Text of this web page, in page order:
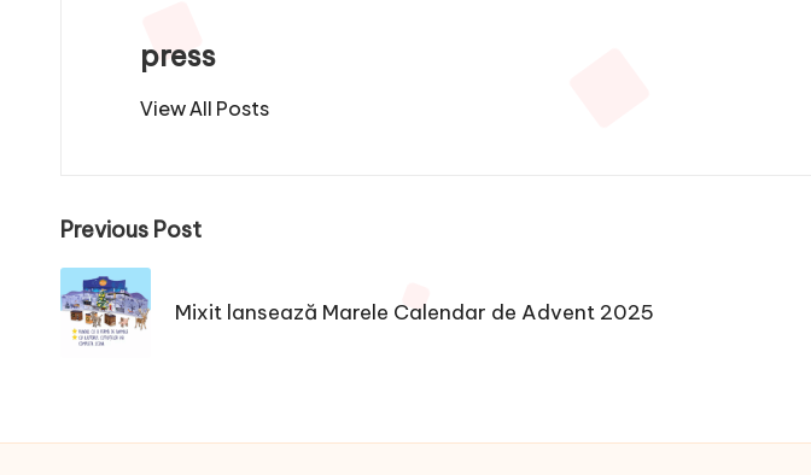
press
View All Posts
Post
navigation
Previous Post
Mixit lansează Marele Calendar de Advent 2025